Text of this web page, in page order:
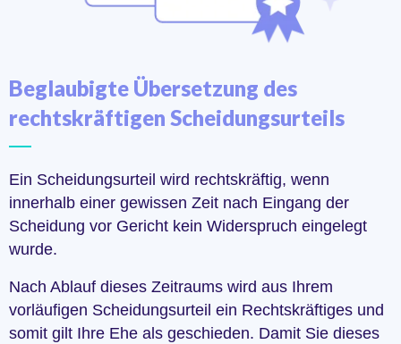
Beglaubigte Übersetzung des
rechtskräftigen Scheidungsurteils
Ein Scheidungsurteil wird rechtskräftig, wenn
innerhalb einer gewissen Zeit nach Eingang der
Scheidung vor Gericht kein Widerspruch eingelegt
wurde.
Nach Ablauf dieses Zeitraums wird aus Ihrem
vorläufigen Scheidungsurteil ein Rechtskräftiges und
somit gilt Ihre Ehe als geschieden. Damit Sie dieses